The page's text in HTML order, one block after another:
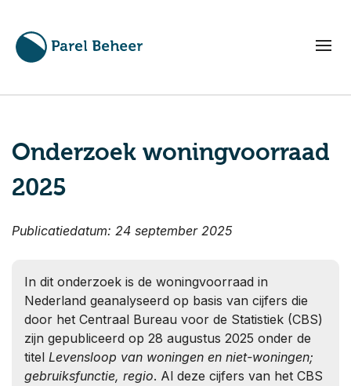
Onderzoek woningvoorraad
2025
Publicatiedatum: 24 september 2025
In dit onderzoek is de woningvoorraad in
Nederland geanalyseerd op basis van cijfers die
door het Centraal Bureau voor de Statistiek (CBS)
zijn gepubliceerd op 28 augustus 2025 onder de
titel Levensloop van woningen en niet-woningen;
gebruiksfunctie, regio. Al deze cijfers van het CBS